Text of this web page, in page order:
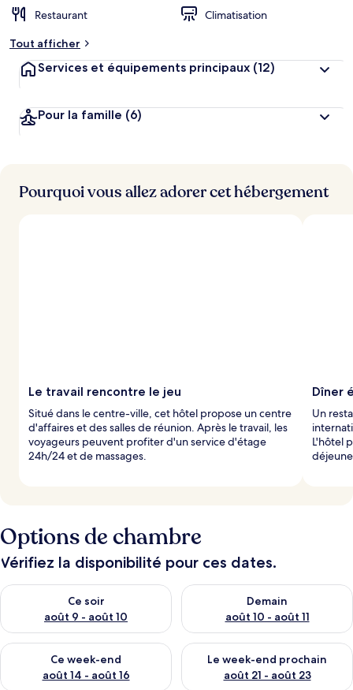
Restaurant
Climatisation
Tout afficher
Services et équipements principaux (12)
Pour la famille (6)
Pourquoi vous allez adorer cet hébergement
Le travail rencontre le jeu
Situé dans le centre-ville, cet hôtel propose un centre
d'affaires et des salles de réunion. Après le travail, les
voyageurs peuvent profiter d'un service d'étage
24h/24 et de massages.
Dîner
Un
L'hôtel
Options de chambre
Vérifiez la disponibilité pour ces dates.
Ce soir
août 9 - août 10
Vérifier la disponibilité pour ce soir août 9 - août 10
Demain
août 10 - août 11
Vérifier la disponibilité pour
Ce week-end
août 14 - août 16
Vérifier la disponibilité pour ce week-end août 14 - août 16
Le week-end prochain
août 21 - août 23
Vérifier la disponibilité pour